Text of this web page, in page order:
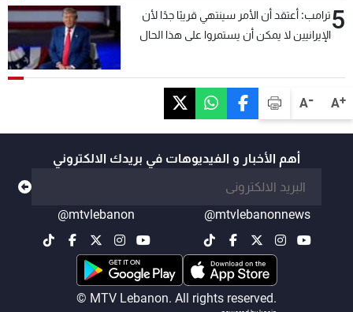
A+
A-
5ترامب: أعتقد أن الأمر سينتهي قريبًا جدًا لأن
الإيرانيين لا يمكن أن يستمروا على هذا الحال
أهم الأخبار و الفيديوهات في بريدك الالكتروني
@mtvlebanonnews
@mtvlebanon
© MTV Lebanon. All rights reserved.